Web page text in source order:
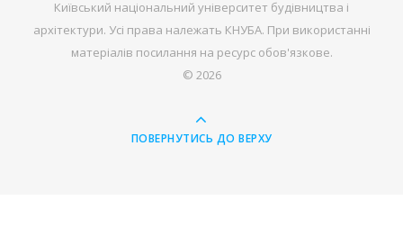
Київський національний університет будівництва і
архітектури. Усі права належать КНУБА. При використанні
матеріалів посилання на ресурс обов'язкове.
© 2026
ПОВЕРНУТИСЬ ДО ВЕРХУ